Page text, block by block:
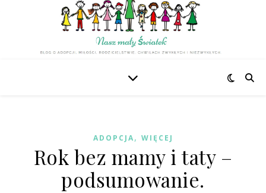
ADOPCJA, WIĘCEJ
Rok bez mamy i taty –
podsumowanie.